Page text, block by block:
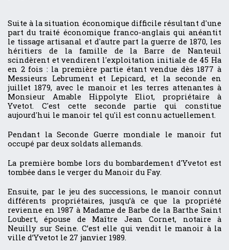
Suite à la situation économique difficile résultant d'une
part du traité économique franco-anglais qui anéantit
le tissage artisanal et d'autre part la guerre de 1870, les
héritiers de la famille de la Barre de Nanteuil
scindèrent et vendirent l'exploitation initiale de 45 Ha
en 2 fois : la première partie étant vendue dès 1877 à
Messieurs Lebrument et Lepicard, et la seconde en
juillet 1879, avec le manoir et les terres attenantes à
Monsieur Amable Hippolyte Eliot, propriétaire à
Yvetot. C'est cette seconde partie qui constitue
aujourd'hui le manoir tel qu'il est connu actuellement.
Pendant la Seconde Guerre mondiale le manoir fut
occupé par deux soldats allemands.
La première bombe lors du bombardement d'Yvetot est
tombée dans le verger du Manoir du Fay.
Ensuite, par le jeu des successions, le manoir connut
différents propriétaires, jusqu’à ce que la propriété
revienne en 1987 à Madame de Barbe de la Barthe Saint
Loubert, épouse de Maître Jean Cornet, notaire à
Neuilly sur Seine. C’est elle qui vendit le manoir à la
ville d’Yvetot le 27 janvier 1989.